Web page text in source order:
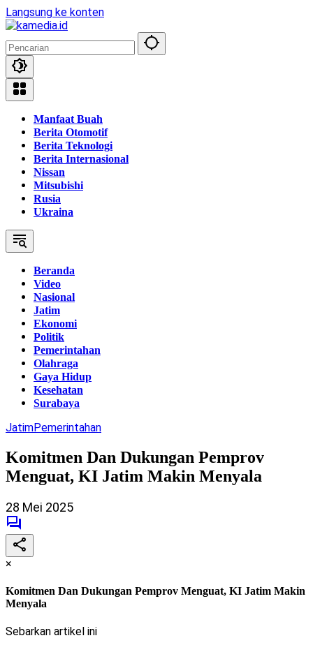
Langsung ke konten
Manfaat Buah
Berita Otomotif
Berita Teknologi
Berita Internasional
Nissan
Mitsubishi
Rusia
Ukraina
Beranda
Video
Nasional
Jatim
Ekonomi
Politik
Pemerintahan
Olahraga
Gaya Hidup
Kesehatan
Surabaya
JatimPemerintahan
Komitmen Dan Dukungan Pemprov
Menguat, KI Jatim Makin Menyala
28 Mei 2025
×
Komitmen Dan Dukungan Pemprov Menguat, KI Jatim Makin
Menyala
Sebarkan artikel ini